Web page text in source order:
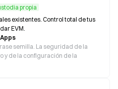
propia
existentes. Control total de tus
EVM.
semilla. La seguridad de la
y de la configuración de la